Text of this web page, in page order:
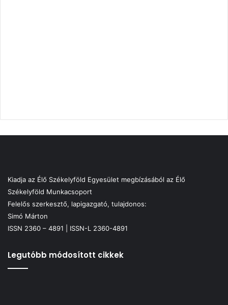
Kiadja az Élő Székelyföld Egyesület megbízásából az Élő
Székelyföld Munkacsoport
Felelős szerkesztő, lapigazgató, tulajdonos:
Simó Márton
ISSN 2360 – 4891 | ISSN-L 2360-4891
Legutóbb módosított cikkek